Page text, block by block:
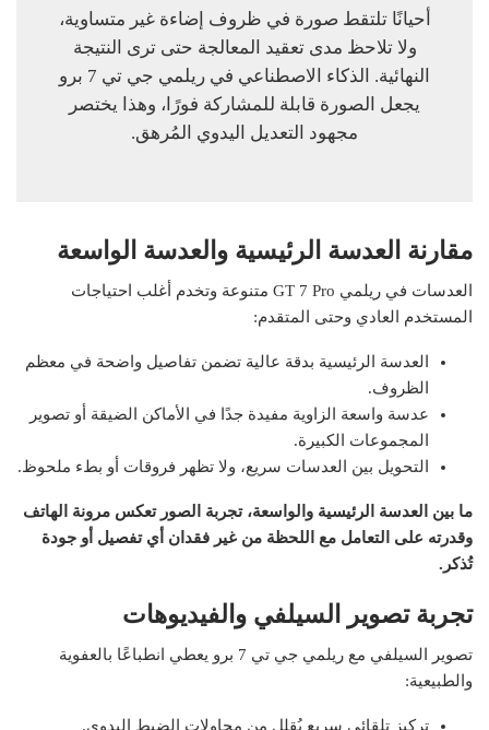
أحيانًا تلتقط صورة في ظروف إضاءة غير متساوية،
ولا تلاحظ مدى تعقيد المعالجة حتى ترى النتيجة
النهائية. الذكاء الاصطناعي في ريلمي جي تي 7 برو
يجعل الصورة قابلة للمشاركة فورًا، وهذا يختصر
مجهود التعديل اليدوي المُرهق.
مقارنة العدسة الرئيسية والعدسة الواسعة
العدسات في ريلمي GT 7 Pro متنوعة وتخدم أغلب احتياجات
المستخدم العادي وحتى المتقدم:
العدسة الرئيسية بدقة عالية تضمن تفاصيل واضحة في معظم
الظروف.
عدسة واسعة الزاوية مفيدة جدًا في الأماكن الضيقة أو تصوير
المجموعات الكبيرة.
التحويل بين العدسات سريع، ولا تظهر فروقات أو بطء ملحوظ.
ما بين العدسة الرئيسية والواسعة، تجربة الصور تعكس مرونة الهاتف
وقدرته على التعامل مع اللحظة من غير فقدان أي تفصيل أو جودة
تُذكر.
تجربة تصوير السيلفي والفيديوهات
تصوير السيلفي مع ريلمي جي تي 7 برو يعطي انطباعًا بالعفوية
والطبيعية:
تركيز تلقائي سريع يُقلل من محاولات الضبط اليدوي.